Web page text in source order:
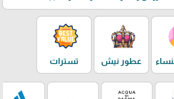
عطور نيش تسترات